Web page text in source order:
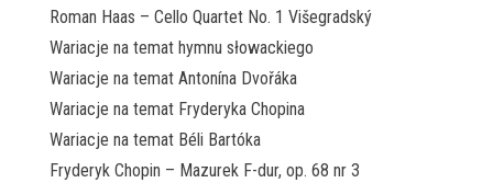
Roman Haas – Cello Quartet No. 1 Višegradský
Wariacje na temat hymnu słowackiego
Wariacje na temat Antonína Dvořáka
Wariacje na temat Fryderyka Chopina
Wariacje na temat Béli Bartóka
Fryderyk Chopin – Mazurek F-dur, op. 68 nr 3